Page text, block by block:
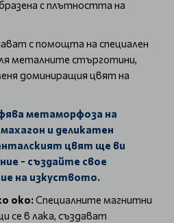
с плътността на
с помощта на специален
металните стърготини,
доминиращия цвят на
метаморфоза на
и деликатен
цвят ще ви
- създайте свое
на изкуството.
око:Специалните магнитни
се в лака, създават